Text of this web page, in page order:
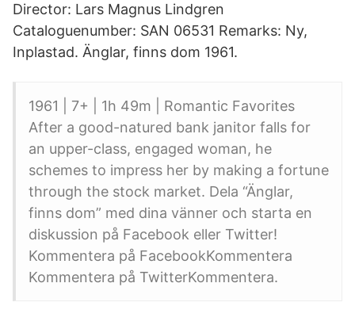
Director: Lars Magnus Lindgren
Cataloguenumber: SAN 06531 Remarks: Ny,
Inplastad. Änglar, finns dom 1961.
1961 | 7+ | 1h 49m | Romantic Favorites
After a good-natured bank janitor falls for
an upper-class, engaged woman, he
schemes to impress her by making a fortune
through the stock market. Dela “Änglar,
finns dom” med dina vänner och starta en
diskussion på Facebook eller Twitter!
Kommentera på FacebookKommentera
Kommentera på TwitterKommentera.